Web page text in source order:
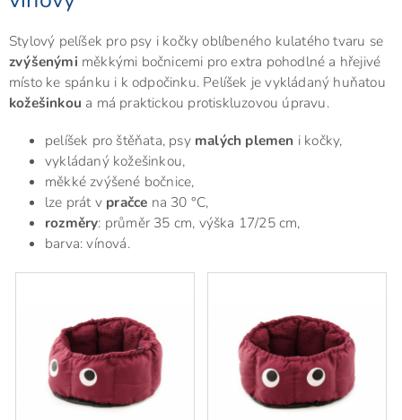
Stylový pelíšek pro psy i kočky oblíbeného kulatého tvaru se
zvýšenými měkkými bočnicemi pro extra pohodlné a hřejivé
místo ke spánku i k odpočinku. Pelíšek je vykládaný huňatou
kožešinkou a má praktickou protiskluzovou úpravu.
pelíšek pro štěňata, psymalých plemen i kočky,
vykládaný kožešinkou,
měkké zvýšené bočnice,
lze prát v pračce na 30 °C,
rozměry: průměr 35 cm, výška 17/25 cm,
barva: vínová.